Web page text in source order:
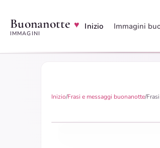
Buonanotte ♥
IMMAGINI
Inizio Immagini
Inizio/Frasi e messaggi buonanotte/